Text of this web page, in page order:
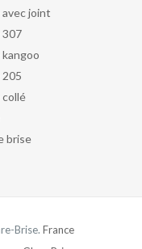
joint
307
collé
brise
Brise. France